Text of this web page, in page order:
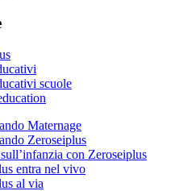
scuole
Maternage
Zeroseiplus
con Zeroseiplus
entra nel vivo
al via